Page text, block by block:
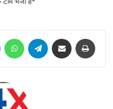
MessengerWhatsAppTelegram Share via Email